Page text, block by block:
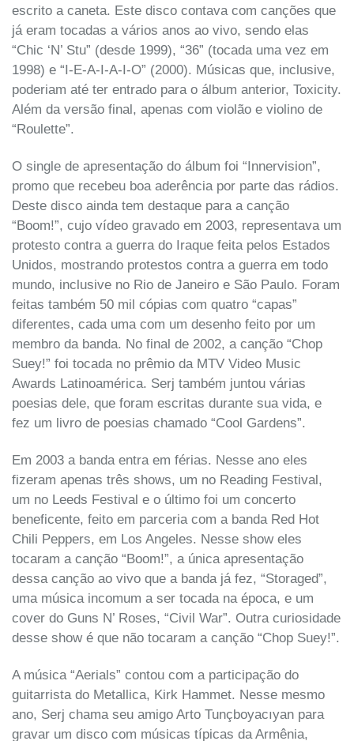
escrito a caneta. Este disco contava com canções que
já eram tocadas a vários anos ao vivo, sendo elas
“Chic ‘N’ Stu” (desde 1999), “36” (tocada uma vez em
1998) e “I-E-A-I-A-I-O” (2000). Músicas que, inclusive,
poderiam até ter entrado para o álbum anterior, Toxicity.
Além da versão final, apenas com violão e violino de
“Roulette”.
O single de apresentação do álbum foi “Innervision”,
promo que recebeu boa aderência por parte das rádios.
Deste disco ainda tem destaque para a canção
“Boom!”, cujo vídeo gravado em 2003, representava um
protesto contra a guerra do Iraque feita pelos Estados
Unidos, mostrando protestos contra a guerra em todo
mundo, inclusive no Rio de Janeiro e São Paulo. Foram
feitas também 50 mil cópias com quatro “capas”
diferentes, cada uma com um desenho feito por um
membro da banda. No final de 2002, a canção “Chop
Suey!” foi tocada no prêmio da MTV Video Music
Awards Latinoamérica. Serj também juntou várias
poesias dele, que foram escritas durante sua vida, e
fez um livro de poesias chamado “Cool Gardens”.
Em 2003 a banda entra em férias. Nesse ano eles
fizeram apenas três shows, um no Reading Festival,
um no Leeds Festival e o último foi um concerto
beneficente, feito em parceria com a banda Red Hot
Chili Peppers, em Los Angeles. Nesse show eles
tocaram a canção “Boom!”, a única apresentação
dessa canção ao vivo que a banda já fez, “Storaged”,
uma música incomum a ser tocada na época, e um
cover do Guns N’ Roses, “Civil War”. Outra curiosidade
desse show é que não tocaram a canção “Chop Suey!”.
A música “Aerials” contou com a participação do
guitarrista do Metallica, Kirk Hammet. Nesse mesmo
ano, Serj chama seu amigo Arto Tunçboyacıyan para
gravar um disco com músicas típicas da Armênia,